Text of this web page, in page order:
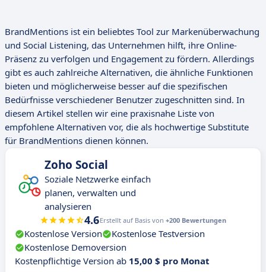
BrandMentions ist ein beliebtes Tool zur Markenüberwachung
und Social Listening, das Unternehmen hilft, ihre Online-
Präsenz zu verfolgen und Engagement zu fördern. Allerdings
gibt es auch zahlreiche Alternativen, die ähnliche Funktionen
bieten und möglicherweise besser auf die spezifischen
Bedürfnisse verschiedener Benutzer zugeschnitten sind. In
diesem Artikel stellen wir eine praxisnahe Liste von
empfohlene Alternativen vor, die als hochwertige Substitute
für BrandMentions dienen können.
Zoho Social
Soziale Netzwerke einfach
planen, verwalten und
analysieren
4.6Erstellt auf Basis von +200 Bewertungen
Kostenlose Version
Kostenlose Testversion
Kostenlose Demoversion
Kostenpflichtige Version ab 15,00 $ pro Monat